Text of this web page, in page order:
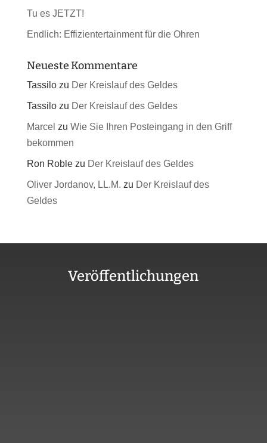
Tu es JETZT!
Endlich: Effizientertainment für die Ohren
Neueste Kommentare
Tassilozu Der Kreislauf des Geldes
Tassilozu Der Kreislauf des Geldes
Marcel zu Wie Sie Ihren Posteingang in den Griff
bekommen
Ron Roblezu Der Kreislauf des Geldes
Oliver Jordanov, LL.M. zu Der Kreislauf des
Geldes
Veröffentlichungen